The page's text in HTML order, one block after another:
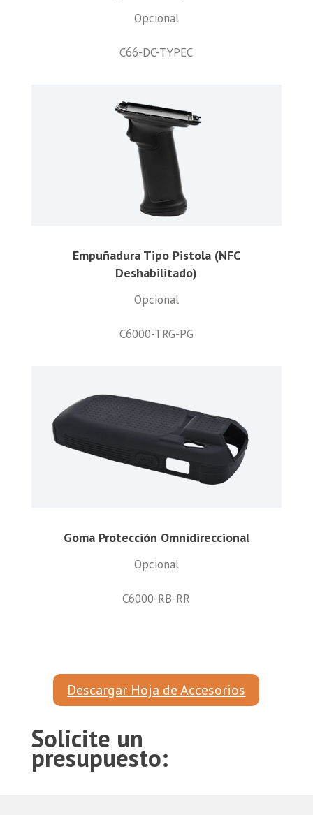
Opcional
C66-DC-TYPEC
Empuñadura Tipo Pistola (NFC
Deshabilitado)
Opcional
C6000-TRG-PG
Goma Protección Omnidireccional
Opcional
C6000-RB-RR
Descargar Hoja de Accesorios
Solicite un
presupuesto: